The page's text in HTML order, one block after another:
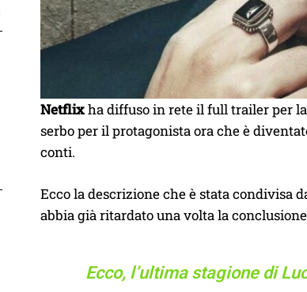
Netflixha diffuso in rete il full trailer per
serbo per il protagonista ora che è
conti.
Ecco la descrizione che è stata condivisa
abbia già ritardato una volta la
Ecco, l’ultima stagione di